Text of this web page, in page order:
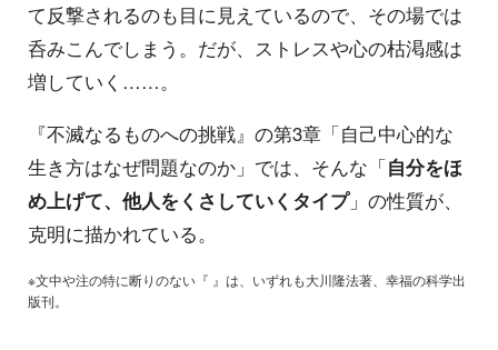
て反撃されるのも目に見えているので、その場では
呑みこんでしまう。だが、ストレスや心の枯渇感は
増していく……。
『不滅なるものへの挑戦』の第3章「自己中心的な
生き方はなぜ問題なのか」では、そんな「自分をほ
め上げて、他人をくさしていくタイプ」の性質が、
克明に描かれている。
※文中や注の特に断りのない『 』は、いずれも大川隆法著、幸福の科学出
版刊。